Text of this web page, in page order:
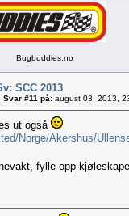
SCC 2013
Svar #11 på: august 03, 2013,
ut også
Norge/Akershus/
fylle opp